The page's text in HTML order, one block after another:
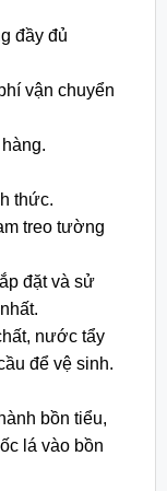
đầy đủ
vận chuyển
thức.
treo tường
đặt và sử
nước tẩy
để vệ sinh.
bồn tiểu,
lá vào bồn